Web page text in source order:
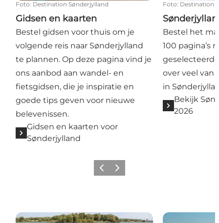
Foto: Destination Sønderjylland
Gidsen en kaarten
Bestel gidsen voor thuis om je
volgende reis naar Sønderjylland
te plannen. Op deze pagina vind je
ons aanbod aan wandel- en
fietsgidsen, die je inspiratie en
goede tips geven voor nieuwe
belevenissen.
Gidsen en kaarten voor
Sønderjylland
Foto: Destination
Bestel het
100 pagina’s
over veel van
in
Bekijk
2026
Vorige Volgende
Haderslev Dambåd Sort Sol in